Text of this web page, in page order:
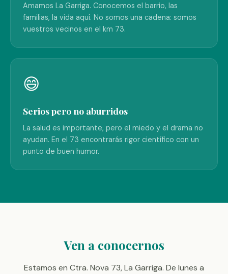
Amamos La Garriga. Conocemos el barrio, las
familias, la vida aquí. No somos una cadena: somos
vuestros vecinos en el km 73.
😄
Serios pero no aburridos
La salud es importante, pero el miedo y el drama no
ayudan. En el 73 encontrarás rigor científico con un
punto de buen humor.
Ven a conocernos
Estamos en Ctra. Nova 73, La Garriga. De lunes a